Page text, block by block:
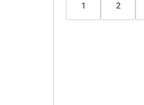
1 2